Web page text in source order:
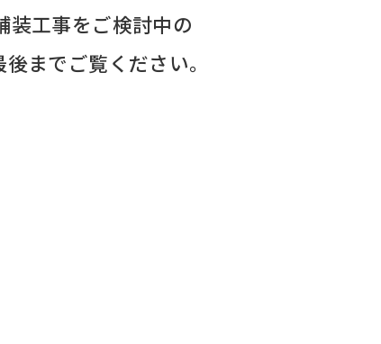
装工事をご検討中の
までご覧ください。